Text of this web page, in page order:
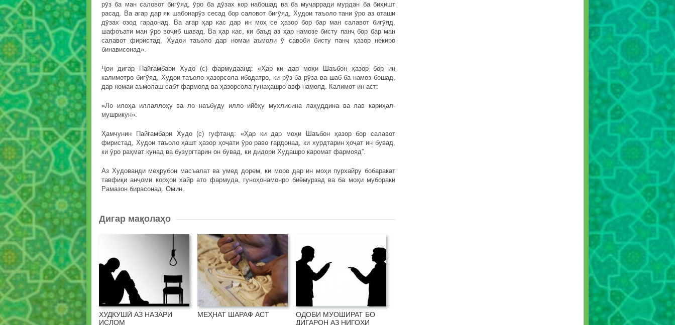
рӯз ба ман саловот бигӯяд, ӯро ба дӯзах кор набошад ва ба муҷарради мурдан ба биҳишт
расад. Ва агар дар як шабонарӯз сесад бор саловот бигӯяд, Худои таъоло тани ӯро аз оташи
дӯзах озод гардонад. Ва агар ҳар кас дар ин моҳ се ҳазор бор бар ман салавот бигӯяд,
шафоъати ман ӯро воҷиб шавад. Ва ҳар кас, ки баъд аз ҳар намозе бисту панҷ бор бар ман
салавот фиристад, Худои таъоло дар номаи аъмоли ӯ савоби бисту панҷ ҳазор некиро
бинависонад».
Ҷои дигар Пайғамбари Худо (с) фармудаанд: «Ҳар ки дар моҳи Шаъбон ҳазор бор ин
калимотро бигӯяд, Худои таъоло ҳазорсола ибодатро, ки рӯз ба рӯза ва шаб ба намоз бошад,
дар номаи аъмолаш сабт фармояд ва ҳазорсола гунаҳашро авф намояд. Калимот ин аст:
«Ло илоҳа иллаллоҳу ва ло наъбуду илло ийёҳу мухлисина лаҳуддина ва лав кариҳал-
мушрикун».
Ҳамчунин Пайғамбари Худо (с) гуфтанд: «Ҳар ки дар моҳи Шаъбон ҳазор бор салавот
фиристад, Худои таъоло ҳашт ҳазор ҳоҷати ӯро раво гардонад, ки хурдтарин ҳоҷат ин бувад,
ки ӯро раҳмат кунад ва бузургтарин он бувад, ки дидори Худашро каромат фармояд”.
Аз Худованди меҳрубон масъалат ва умед дорем, ки моро дар ин моҳи пурхайру бобаракат
тавфиқи анҷоми корҳои хайр ато фармуда, гуноҳонамонро биёмурзад ва ба моҳи мубораки
Рамазон бирасонад. Омин.
Дигар мақолаҳо
ХУДКУШӢ АЗ НАЗАРИ
ИСЛОМ
МЕҲНАТ ШАРАФ АСТ
ОДОБИ МУОШИРАТ БО
ДИГАРОН АЗ НИГОҲИ